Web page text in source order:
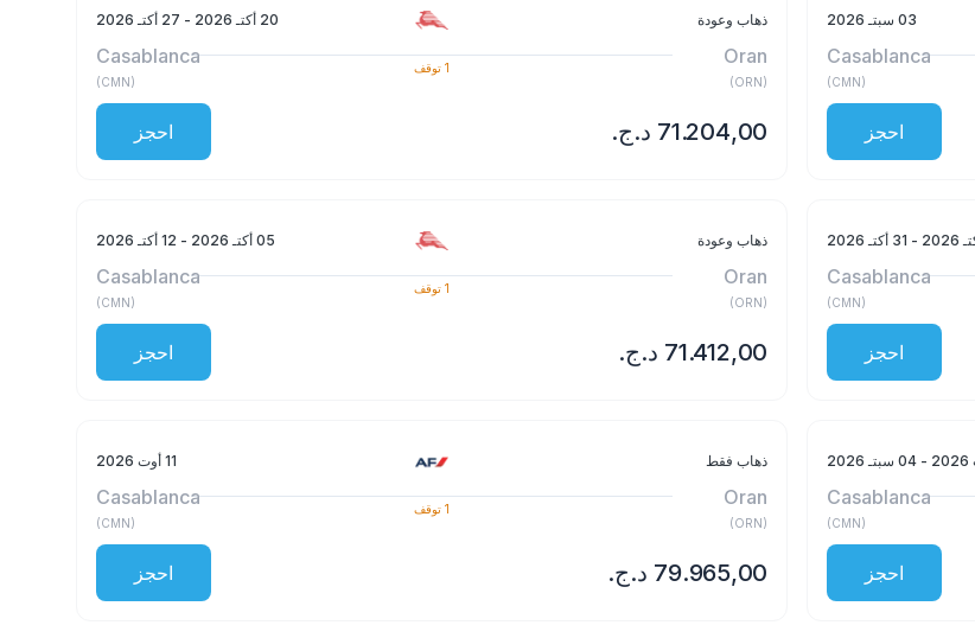
03 سبتـ 2026
Casablanca
(
CMN
)
احجز
ذهاب وعودة 20 أكتـ 2026 - 27 أكتـ 2026
Oran
(
ORN
)
1 توقف
Casablanca
(
CMN
)
احجز
- 31 أكتـ 2026
Casablanca
(
CMN
)
احجز
ذهاب وعودة 05 أكتـ 2026 - 12 أكتـ 2026
Oran
(
ORN
)
1 توقف
Casablanca
(
CMN
)
احجز
- 04 سبتـ 2026
Casablanca
(
CMN
)
احجز
ذهاب فقط 11 أوت 2026
Oran
(
ORN
)
1 توقف
Casablanca
(
CMN
)
احجز